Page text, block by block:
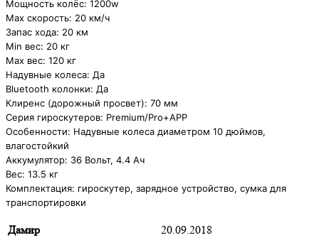
Мощность колёс: 1200w
Max скорость: 20 км/ч
Запас хода: 20 км
Min вес: 20 кг
Max вес: 120 кг
Надувные колеса: Да
Bluetooth колонки: Да
Клиренс (дорожный просвет): 70 мм
Серия гироскутеров: Premium/Pro+APP
Особенности: Надувные колеса диаметром 10 дюймов,
влагостойкий
Аккумулятор: 36 Вольт, 4.4 Ач
Вес: 13.5 кг
Комплектация: гироскутер, зарядное устройство, сумка для
транспортировки
Дамир 20.09.2018